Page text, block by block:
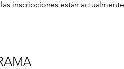
inscripciones están actualmente